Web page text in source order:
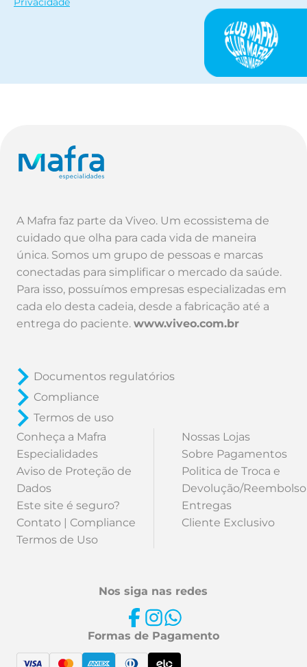
A Mafra faz parte da Viveo. Um ecossistema de
cuidado que olha para cada vida de maneira
única. Somos um grupo de pessoas e marcas
conectadas para simplificar o mercado da saúde.
Para isso, possuímos empresas especializadas em
cada elo desta cadeia, desde a fabricação até a
entrega do paciente.www.viveo.com.br
Documentos regulatórios
Compliance
Termos de uso
Conheça a Mafra
Especialidades
Aviso de Proteção de
Dados
Este site é seguro?
Contato | Compliance
Termos de Uso
Nossas Lojas
Sobre Pagamentos
Politica de Troca e
Devolução/Reembolso
Entregas
Cliente Exclusivo
Nos siga nas redes
Formas de Pagamento